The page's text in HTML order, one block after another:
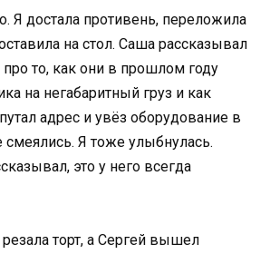
Я достала противень, переложила
на стол. Саша рассказывал
то, как они в прошлом году
на негабаритный груз и как
адрес и увёз оборудование в
смеялись. Я тоже улыбнулась.
это у него всегда
торт, а Сергей вышел